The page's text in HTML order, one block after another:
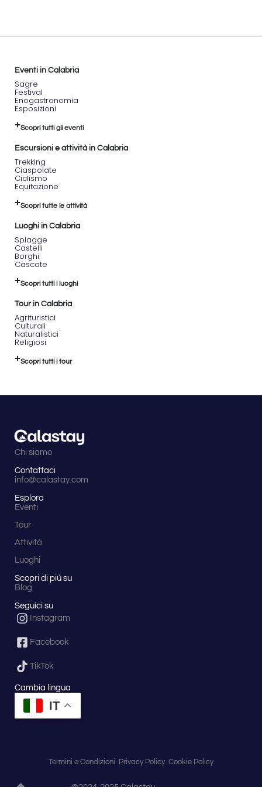
Borgo e
Reggio
scegliere
di fare
alcune
Ciclovia
da
primavera
autunno,
meteo
partire in
inverno.
tracciato
segnalato
Eventi in Calabria
Sagre
Festival
Enogastronomia
Esposizioni
Scopri tutti gli eventi
Escursioni e attività in Calabria
Trekking
Ciaspolate
Ciclismo
Equitazione
Scopri tutte le attività
Luoghi in Calabria
Spiagge
Castelli
Borghi
Cascate
Scopri tutti i luoghi
Tour in Calabria
Agrituristici
Culturali
Naturalistici
Religiosi
Scopri tutti i tour
Chi siamo
Contattaci
info@calastay.com
Esplora
Eventi
Tour
Attività
Luoghi
Scopri di più su
Blog
Seguici su
Instagram
Facebook
TikTok
Cambia lingua
IT
Termini e Condizioni Privacy Policy Cookie Policy